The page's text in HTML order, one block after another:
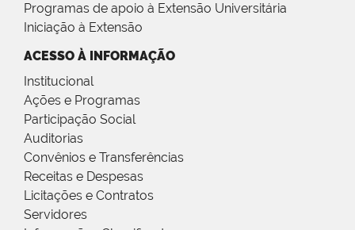
Programas de apoio à Extensão Universitária
Iniciação à Extensão
ACESSO À INFORMAÇÃO
Institucional
Ações e Programas
Participação Social
Auditorias
Convênios e Transferências
Receitas e Despesas
Licitações e Contratos
Servidores